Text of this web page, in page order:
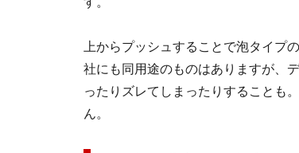
上からプッシュすることで泡タイプ
社にも同用途のものはありますが、
ったりズレてしまったりすることも
ん。